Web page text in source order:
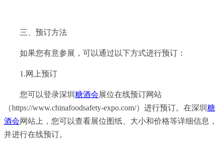
三、预订方法
如果您有意参展，可以通过以下方式进行预订：
1.网上预订
您可以登录深圳 糖酒会展位在线预订网站
（https://www.chinafoodsafety-expo.com/）进行预订。在深圳 糖
酒会网站上，您可以查看展位图纸、大小和价格等详细信息，
并进行在线预订。